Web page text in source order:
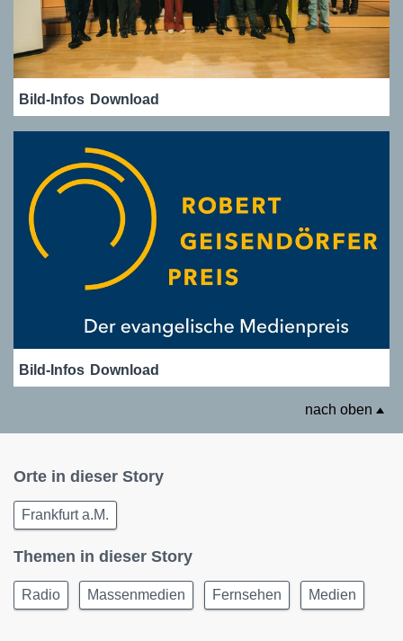
Bild-Infos Download
Bild-Infos Download
nach oben
Orte in dieser Story
Frankfurt a.M.
Themen in dieser Story
Radio Massenmedien Fernsehen Medien